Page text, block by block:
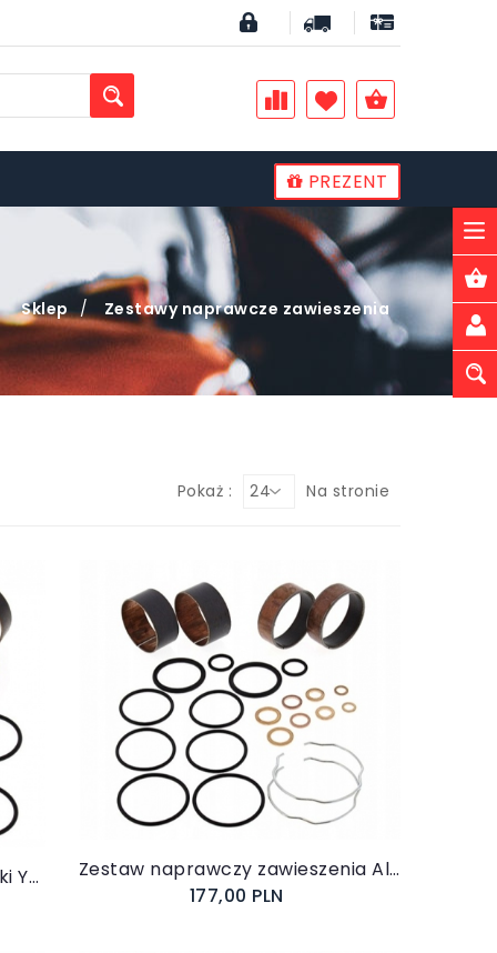
PLN
PREZENT
Sklep / Zestawy naprawcze zawieszenia
Pokaż : 24 Na stronie
Zestaw naprawczy lag panewki Yamaha XV 1600 Road Star 1999-2003
Do koszyka
Zestaw naprawczy zawieszenia All Balls AB38-6090
177,00 PLN